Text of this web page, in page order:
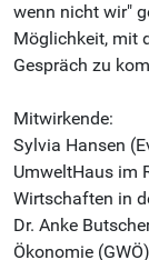
wenn nicht wir"
Möglichkeit, mit
Gespräch zu
Mitwirkende:
Sylvia Hansen
UmweltHaus im
Wirtschaften in
Dr. Anke
Ökonomie